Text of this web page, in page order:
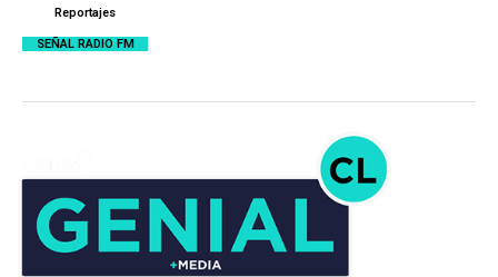
Reportajes
SEÑAL RADIO FM